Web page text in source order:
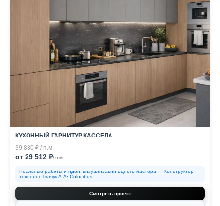
КУХОННЫЙ ГАРНИТУР КАССЕЛА
39 830 ₽ / п.м.
от 29 512 ₽/ п.м.
Реальные работы и идеи, визуализации одного мастера — Конструктор-
технолог Ткачук А.А· Columbus
Смотреть проект